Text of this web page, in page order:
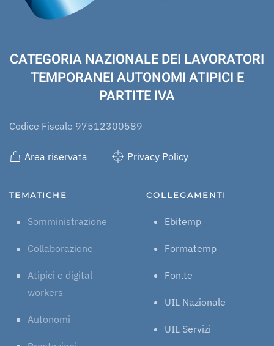
CATEGORIA NAZIONALE DEI LAVORATORI
TEMPORANEI AUTONOMI ATIPICI E
PARTITE IVA
Codice Fiscale 97512300589
Area riservata Privacy Policy
TEMATICHE
Somministrazione
Collaborazione
Atipici e digital
workers
Autonomi
COLLEGAMENTI
Ebitemp
Formatemp
Fon.te
UIL Nazionale
UIL Servizi